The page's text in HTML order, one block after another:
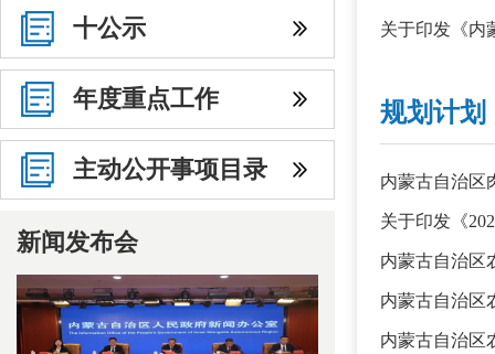
十公示
年度重点工作
主动公开事项目录
新闻发布会
关于印发《内
规划计划
内蒙古自治区
关于印发《
内蒙古自治区
内蒙古自治区
内蒙古自治区